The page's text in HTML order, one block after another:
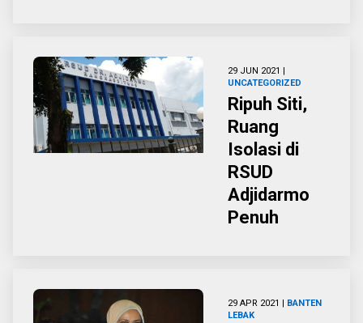
29 JUN 2021 |
UNCATEGORIZED
Ripuh Siti,
Ruang
Isolasi di
RSUD
Adjidarmo
Penuh
29 APR 2021 | BANTEN
LEBAK